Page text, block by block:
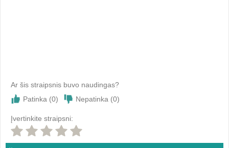
Ar šis straipsnis buvo naudingas?
Patinka (0) Nepatinka (0)
Įvertinkite straipsni: